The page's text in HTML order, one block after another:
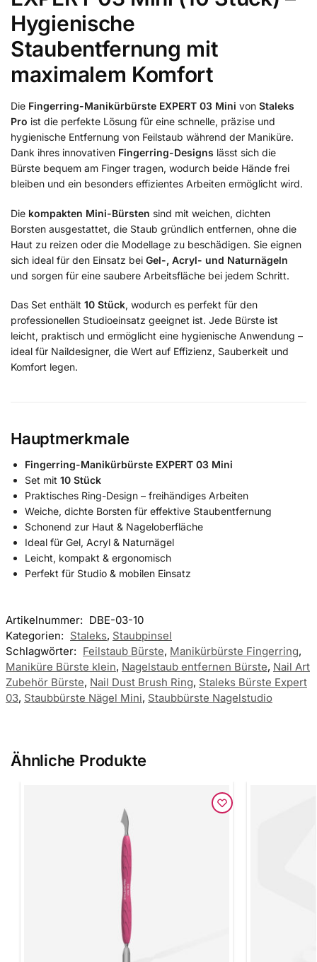
Hygienische
Staubentfernung mit
maximalem Komfort
Die Fingerring-Manikürbürste EXPERT 03 Mini von Staleks
Pro ist die perfekte Lösung für eine schnelle, präzise und
hygienische Entfernung von Feilstaub während der Maniküre.
Dank ihres innovativen Fingerring-Designs lässt sich die
Bürste bequem am Finger tragen, wodurch beide Hände frei
bleiben und ein besonders effizientes Arbeiten ermöglicht wird.
Die kompakten Mini-Bürsten sind mit weichen, dichten
Borsten ausgestattet, die Staub gründlich entfernen, ohne die
Haut zu reizen oder die Modellage zu beschädigen. Sie eignen
sich ideal für den Einsatz bei Gel-, Acryl- und Naturnägeln
und sorgen für eine saubere Arbeitsfläche bei jedem Schritt.
Das Set enthält 10 Stück, wodurch es perfekt für den
professionellen Studioeinsatz geeignet ist. Jede Bürste ist
leicht, praktisch und ermöglicht eine hygienische Anwendung –
ideal für Naildesigner, die Wert auf Effizienz, Sauberkeit und
Komfort legen.
Hauptmerkmale
Fingerring-Manikürbürste EXPERT 03 Mini
Set mit 10 Stück
Praktisches Ring-Design – freihändiges Arbeiten
Weiche, dichte Borsten für effektive Staubentfernung
Schonend zur Haut & Nageloberfläche
Ideal für Gel, Acryl & Naturnägel
Leicht, kompakt & ergonomisch
Perfekt für Studio & mobilen Einsatz
Artikelnummer: DBE-03-10
Kategorien: Staleks, Staubpinsel
Schlagwörter: Feilstaub Bürste, Manikürbürste Fingerring,
Maniküre Bürste klein, Nagelstaub entfernen Bürste, Nail Art
Zubehör Bürste, Nail Dust Brush Ring, Staleks Bürste Expert
03, Staubbürste Nägel Mini, Staubbürste Nagelstudio
Ähnliche Produkte